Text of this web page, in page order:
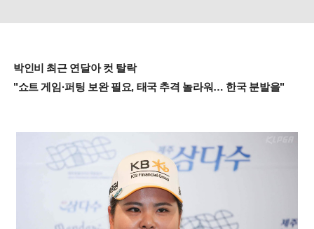
박인비 최근 연달아 컷 탈락
"쇼트 게임·퍼팅 보완 필요, 태국 추격 놀라워… 한국 분발을"